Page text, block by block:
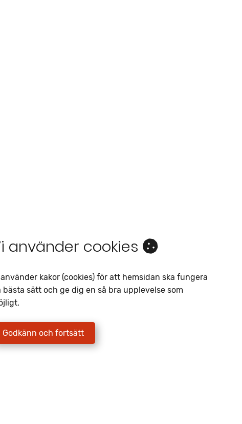
du
använder cookies
kakor (cookies) för att hemsidan ska fungera
bästa sätt och ge dig en så bra upplevelse som
Godkänn och fortsätt